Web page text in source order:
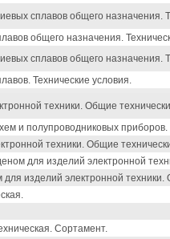
сплавов общего назначения.
общего назначения.
сплавов общего назначения.
Технические условия.
техники. Общие
и полупроводниковых
техники. Общие
для изделий электронной
изделий электронной техники.
Сортамент.